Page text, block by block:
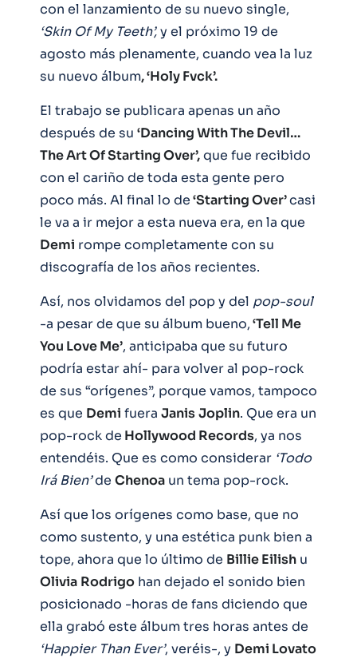
con el lanzamiento de su nuevo single,
‘Skin Of My Teeth’,y el próximo 19 de
agosto más plenamente, cuando vea la luz
su nuevo álbum, ‘Holy Fvck’.
El trabajo se publicara apenas un año
después de su ‘Dancing With The Devil…
The Art Of Starting Over’,que fue recibido
con el cariño de toda esta gente pero
poco más. Al final lo de‘Starting Over’casi
le va a ir mejor a esta nueva era, en la que
Demi rompe completamente con su
discografía de los años recientes.
Así, nos olvidamos del pop y del pop-soul
-a pesar de que su álbum bueno,‘Tell Me
You Love Me’, anticipaba que su futuro
podría estar ahí- para volver al pop-rock
de sus “orígenes”, porque vamos, tampoco
es que Demi fuera JanisJoplin. Que era un
pop-rock de Hollywood Records, ya nos
entendéis. Que es como considerar ‘Todo
Irá Bien’de Chenoa un tema pop-rock.
Así que los orígenes como base, que no
como sustento, y una estética punk bien a
tope, ahora que lo último de Billie Eilish u
Olivia Rodrigo han dejado el sonido bien
posicionado -horas de fans diciendo que
ella grabó este álbum tres horas antes de
‘Happier Than Ever’, veréis-, y Demi Lovato